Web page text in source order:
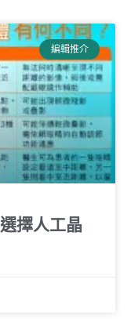
編輯推介
擇人工晶